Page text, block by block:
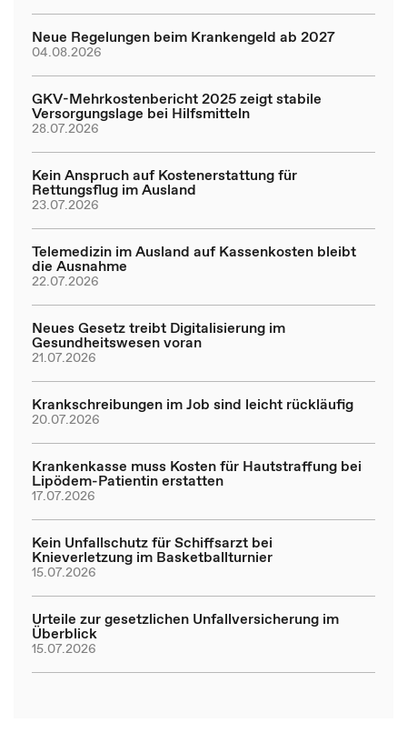
Neue Regelungen beim Krankengeld ab 2027
04.08.2026
GKV-Mehrkostenbericht 2025 zeigt stabile
Versorgungslage bei Hilfsmitteln
28.07.2026
Kein Anspruch auf Kostenerstattung für
Rettungsflug im Ausland
23.07.2026
Telemedizin im Ausland auf Kassenkosten bleibt
die Ausnahme
22.07.2026
Neues Gesetz treibt Digitalisierung im
Gesundheitswesen voran
21.07.2026
Krankschreibungen im Job sind leicht rückläufig
20.07.2026
Krankenkasse muss Kosten für Hautstraffung bei
Lipödem-Patientin erstatten
17.07.2026
Kein Unfallschutz für Schiffsarzt bei
Knieverletzung im Basketballturnier
15.07.2026
Urteile zur gesetzlichen Unfallversicherung im
Überblick
15.07.2026